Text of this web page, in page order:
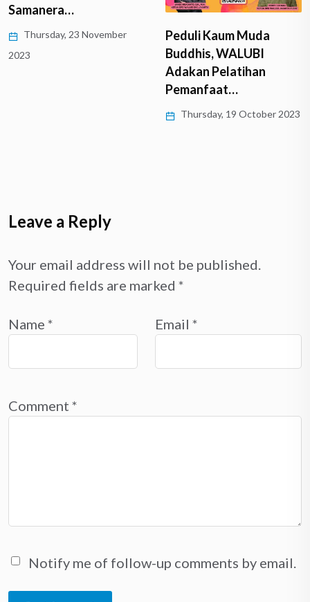
Samanera…
Thursday, 23 November
2023
Peduli Kaum Muda
Buddhis, WALUBI
Adakan Pelatihan
Pemanfaat…
Thursday, 19 October 2023
Leave a Reply
Your email address will not be published.
Required fields are marked *
Name * Email *
Comment *
Notify me of follow-up comments by email.